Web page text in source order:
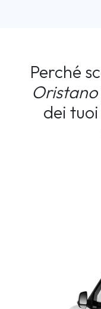
Perché
Oristano
dei